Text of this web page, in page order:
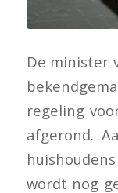
De minister
regeling
afgerond.
wordt nog